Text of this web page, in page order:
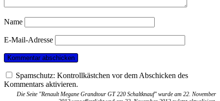
Name
E-Mail-Adresse
Spamschutz: Kontrollkästchen vor dem Abschicken des
Kommentars aktivieren.
Die Seite "Renault Megane Grandtour GT 220 Schaltknauf" wurde am 22. November